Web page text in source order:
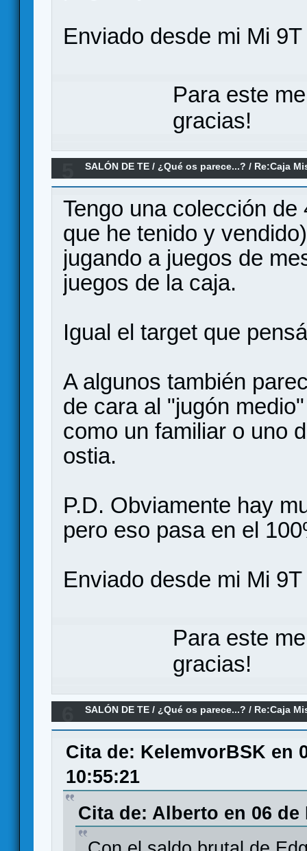
Enviado desde mi Mi
Para este
gracias!
SALÓN DE TE /¿Qué os parece...? / Re:Caja
Tengo una colección
que he tenido y
jugando a juegos de
juegos de la caja.
Igual el target que
A algunos también
de cara al "jugón
como un familiar o uno
ostia.
P.D. Obviamente hay
pero eso pasa en el
Enviado desde mi Mi
Para este
gracias!
SALÓN DE TE /¿Qué os parece...? / Re:Caja
Cita de: KelemvorBSK en
10:55:21
Cita de: Alberto en 06 de